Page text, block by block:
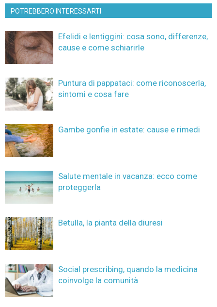
POTREBBERO INTERESSARTI
Efelidi e lentiggini: cosa sono, differenze,
cause e come schiarirle
Puntura di pappataci: come riconoscerla,
sintomi e cosa fare
Gambe gonfie in estate: cause e rimedi
Salute mentale in vacanza: ecco come
proteggerla
Betulla, la pianta della diuresi
Social prescribing, quando la medicina
coinvolge la comunità